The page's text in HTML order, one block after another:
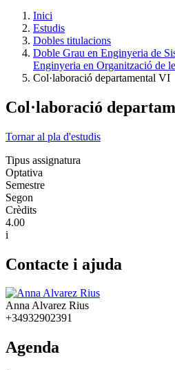
Inici
Estudis
Dobles titulacions
Doble Grau en Enginyeria de
Enginyeria en Organització de
Col·laboració departamental VI
Col·laboració
Tornar al pla d'estudis
Tipus assignatura
Optativa
Semestre
Segon
Crèdits
4.00
i
Contacte i ajuda
Anna Alvarez Rius
+34932902391
Agenda